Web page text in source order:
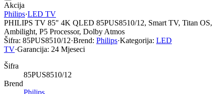
Akcija
Philips·LED TV
PHILIPS TV 85" 4K QLED 85PUS8510/12, Smart TV, Titan OS,
Ambilight, P5 Processor, Dolby Atmos
Šifra: 85PUS8510/12·Brend: Philips·Kategorija: LED
TV·Garancija: 24 Mjeseci
Šifra
85PUS8510/12
Brend
Philips